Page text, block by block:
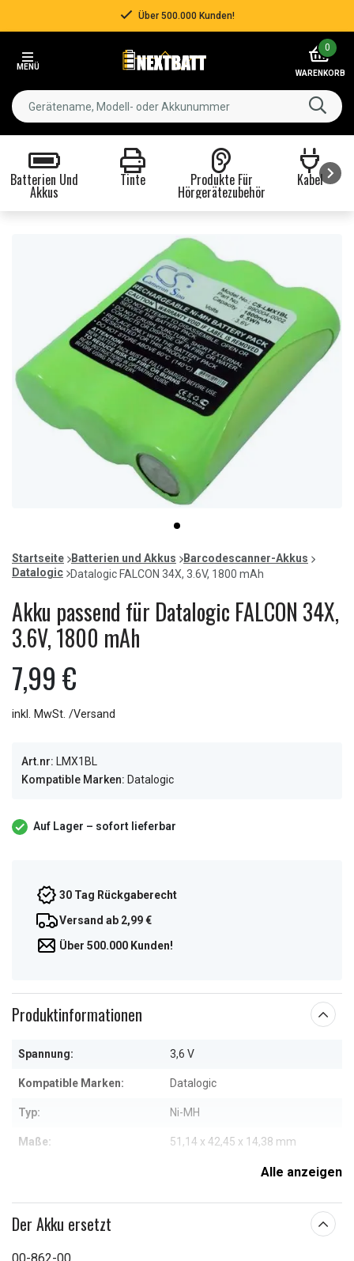
Über 500.000 Kunden!
MENÜ
0
WARENKORB
Batterien Und
Akkus
Tinte Produkte Für
Hörgerätezubehör
Kabel
item
0
of
1
Startseite Batterien und Akkus
Barcodescanner-Akkus
Datalogic
Datalogic FALCON 34X, 3.6V, 1800 mAh
Akku passend für Datalogic FALCON 34X,
3.6V, 1800 mAh
7,99 €
inkl. MwSt. /Versand
Art.nr: LMX1BL
Kompatible Marken: Datalogic
Auf Lager – sofort lieferbar
30 Tag Rückgaberecht
Versand ab 2,99 €
Über 500.000 Kunden!
Produktinformationen
Spannung: 3,6 V
Kompatible Marken: Datalogic
Typ: Ni-MH
Maße: 51,14 x 42,45 x 14,38 mm
Alle anzeigen
Der Akku ersetzt